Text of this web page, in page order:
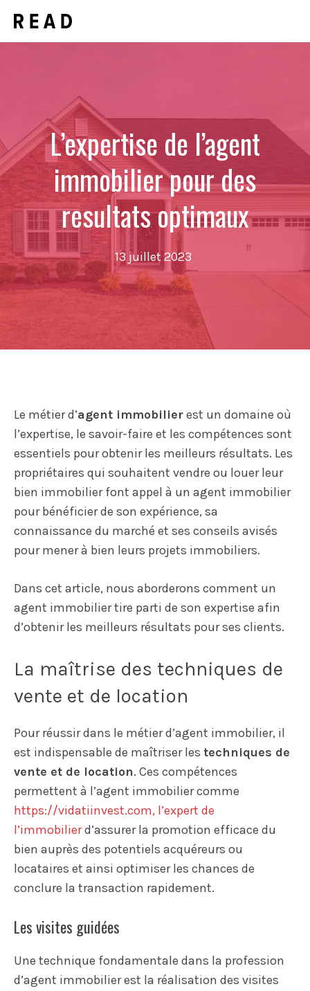
L’expertise de l’agent
immobilier pour des
resultats optimaux
13 juillet 2023
Le métier d’agent immobilierest un domaine où
l’expertise, le savoir-faire et les compétences sont
essentiels pour obtenir les meilleurs résultats. Les
propriétaires qui souhaitent vendre ou louer leur
bien immobilier font appel à un agent immobilier
pour bénéficier de son expérience, sa
connaissance du marché et ses conseils avisés
pour mener à bien leurs projets immobiliers.
Dans cet article, nous aborderons comment un
agent immobilier tire parti de son expertise afin
d’obtenir les meilleurs résultats pour ses clients.
La maîtrise des techniques de
vente et de location
Pour réussir dans le métier d’agent immobilier, il
est indispensable de maîtriser les techniques de
vente et de location. Ces compétences
permettent à l’agent immobilier comme
https://vidatiinvest.com, l’expert de
l’immobilierd’assurer la promotion efficace du
bien auprès des potentiels acquéreurs ou
locataires et ainsi optimiser les chances de
conclure la transaction rapidement.
Les visites guidées
Une technique fondamentale dans la profession
d’agent immobilier est la réalisation des visites